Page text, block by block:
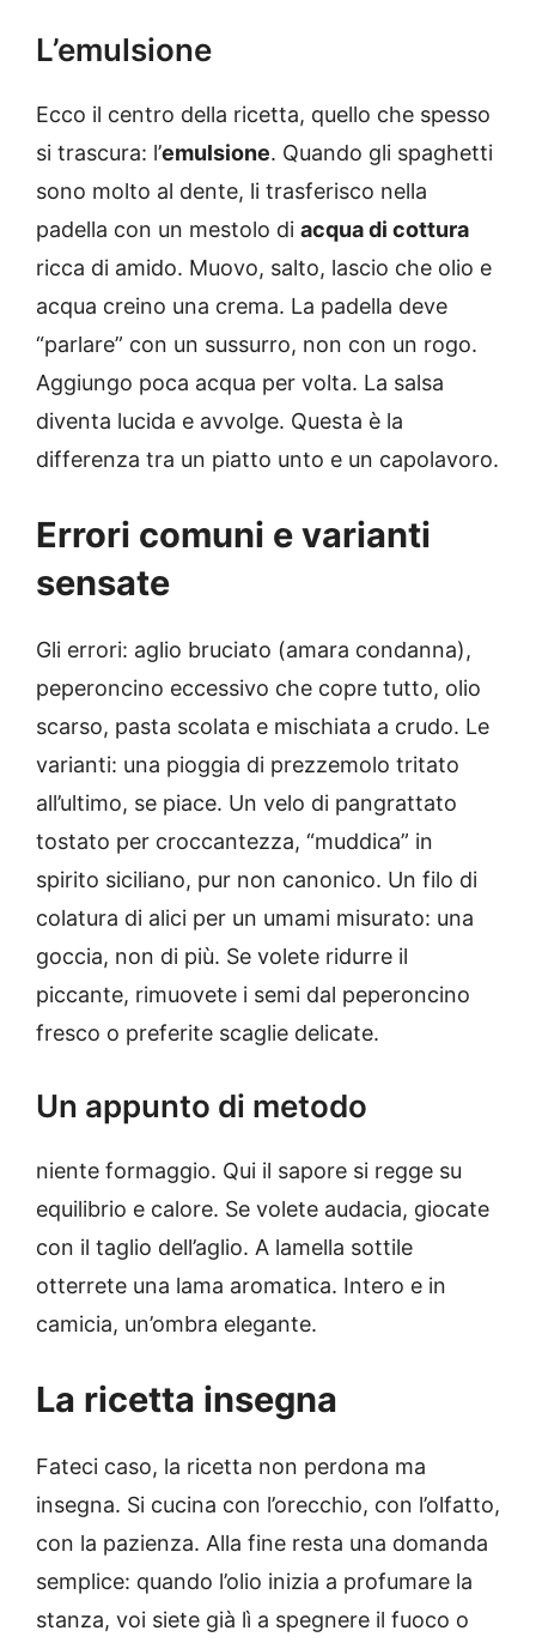
L’emulsione
Ecco il centro della ricetta, quello che spesso
si trascura: l’emulsione. Quando gli spaghetti
sono molto al dente, li trasferisco nella
padella con un mestolo di acqua di cottura
ricca di amido. Muovo, salto, lascio che olio e
acqua creino una crema. La padella deve
“parlare” con un sussurro, non con un rogo.
Aggiungo poca acqua per volta. La salsa
diventa lucida e avvolge. Questa è la
differenza tra un piatto unto e un capolavoro.
Errori comuni e varianti
sensate
Gli errori: aglio bruciato (amara condanna),
peperoncino eccessivo che copre tutto, olio
scarso, pasta scolata e mischiata a crudo. Le
varianti: una pioggia di prezzemolo tritato
all’ultimo, se piace. Un velo di pangrattato
tostato per croccantezza, “muddica” in
spirito siciliano, pur non canonico. Un filo di
colatura di alici per un umami misurato: una
goccia, non di più. Se volete ridurre il
piccante, rimuovete i semi dal peperoncino
fresco o preferite scaglie delicate.
Un appunto di metodo
niente formaggio. Qui il sapore si regge su
equilibrio e calore. Se volete audacia, giocate
con il taglio dell’aglio. A lamella sottile
otterrete una lama aromatica. Intero e in
camicia, un’ombra elegante.
La ricetta insegna
Fateci caso, la ricetta non perdona ma
insegna. Si cucina con l’orecchio, con l’olfatto,
con la pazienza. Alla fine resta una domanda
semplice: quando l’olio inizia a profumare la
stanza, voi siete già lì a spegnere il fuoco o